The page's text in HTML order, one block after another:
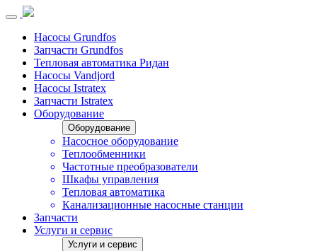
Насосы Grundfos
Запчасти Grundfos
Тепловая автоматика Ридан
Насосы Vandjord
Насосы Istratex
Запчасти Istratex
Оборудование
Оборудование
Насосное оборудование
Теплообменники
Частотные преобразователи
Шкафы управления
Тепловая автоматика
Канализационные насосные станции
Запчасти
Услуги и сервис
Услуги и сервис